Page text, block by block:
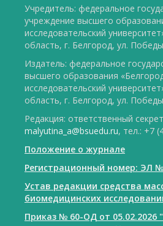
Учредитель: федеральное
учреждение высшего
исследовательский
область, г. Белгород, ул.
Издатель: федеральное
высшего образования
исследовательский
область, г. Белгород, ул.
Редакция: ответственный
malyutina_a@bsuedu.ru, тел.: +7
Положение о журнале
Регистрационный номер: ЭЛ
Устав редакции средства
биомедицинских
Приказ № 60-ОД от